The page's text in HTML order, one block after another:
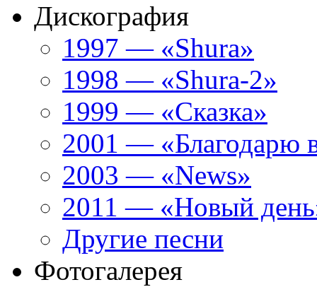
Дискография
1997 — «Shura»
1998 — «Shura-2»
1999 — «Сказка»
2001 — «Благодарю
2003 — «News»
2011 — «Новый
Другие песни
Фотогалерея